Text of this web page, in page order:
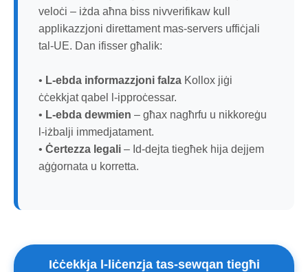
veloċi – iżda aħna biss nivverifikaw kull
applikazzjoni direttament mas-servers uffiċjali
tal-UE. Dan ifisser għalik:
• L-ebda informazzjoni falza Kollox jiġi
ċċekkjat qabel l-ipproċessar.
• L-ebda dewmien – għax nagħrfu u nikkoreġu
l-iżbalji immedjatament.
• Ċertezza legali – Id-dejta tiegħek hija dejjem
aġġornata u korretta.
Iċċekkja l-liċenzja tas-sewqan tiegħi